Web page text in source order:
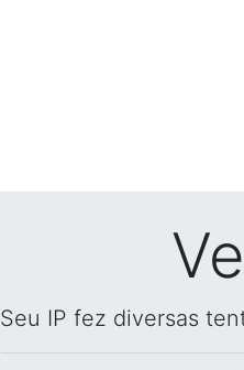
Seu IP fez diversas